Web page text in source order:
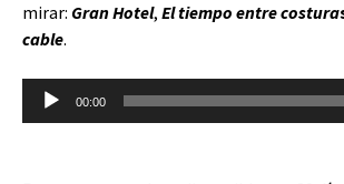
mirar: Gran Hotel, El tiempo entre costura
cable.
Reproductor
de
00:00